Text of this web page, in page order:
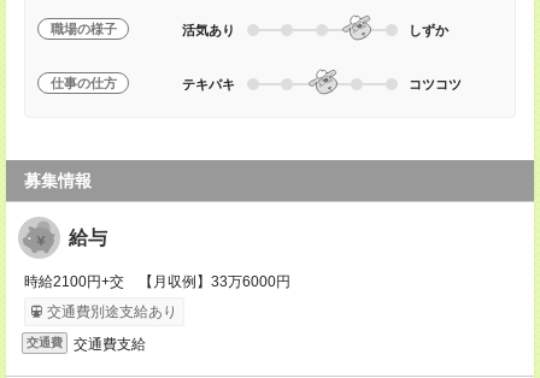
職場の様子 活気あり しずか
仕事の仕方 テキパキ コツコツ
募集情報
給与
時給2100円+交 【月収例】33万6000円
交通費別途支給あり
交通費 交通費支給